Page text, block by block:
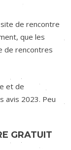
de rencontre
que les
de rencontres
et de
avis 2023. Peu
GRATUIT